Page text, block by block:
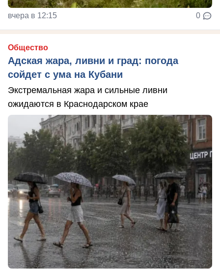
вчера в 12:15 0
Общество
Адская жара, ливни и град: погода
сойдет с ума на Кубани
Экстремальная жара и сильные ливни
ожидаются в Краснодарском крае